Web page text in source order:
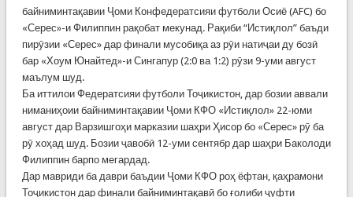
байниминтақавии Ҷоми Конфедератсияи футболи Осиё (AFC) бо
«Серес»-и Филиппин рақобат мекунад. Рақиби “Истиқлол” баъди
пирӯзии «Серес» дар финали мусобиқа аз рӯи натиҷаи ду бозӣ
бар «Хоум Юнайтед»-и Сингапур (2:0 ва 1:2) рӯзи 9-уми август
маълум шуд.
Ба иттилои Федератсияи футболи Тоҷикистон, дар бозии аввали
ниманиҳоии байниминтақавии Ҷоми КФО «Истиқлол» 22-юми
август дар Варзишгоҳи марказии шаҳри Ҳисор бо «Серес» рӯ ба
рӯ хоҳад шуд. Бозии ҷавобӣ 12-уми сентябр дар шаҳри Баколоди
Филиппин барпо мегардад.
Дар мавриди ба даври баъдии Ҷоми КФО роҳ ёфтан, қаҳрамони
Тоҷикистон дар финали байниминтақавӣ бо ғолиби ҷуфти